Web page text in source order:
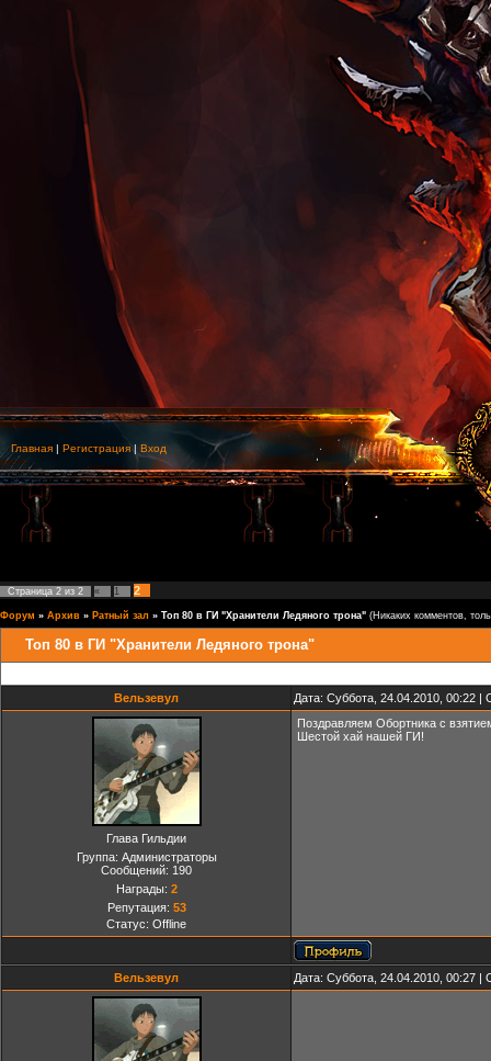
Главная | Регистрация | Вход
Страница 2 из 2 « 1 2
Форум » Архив » Ратный зал » Топ 80 в ГИ "Хранители Ледяного трона" (Никаких комментов,
Топ 80 в ГИ "Хранители Ледяного трона"
Вельзевул Дата: Суббота, 24.04.2010, 00:22
Глава Гильдии
Группа: Администраторы
Сообщений: 190
Награды: 2
Репутация: 53
Статус: Offline
Поздравляем Обортника с
Шестой хай нашей ГИ!
Вельзевул Дата: Суббота, 24.04.2010, 00:27